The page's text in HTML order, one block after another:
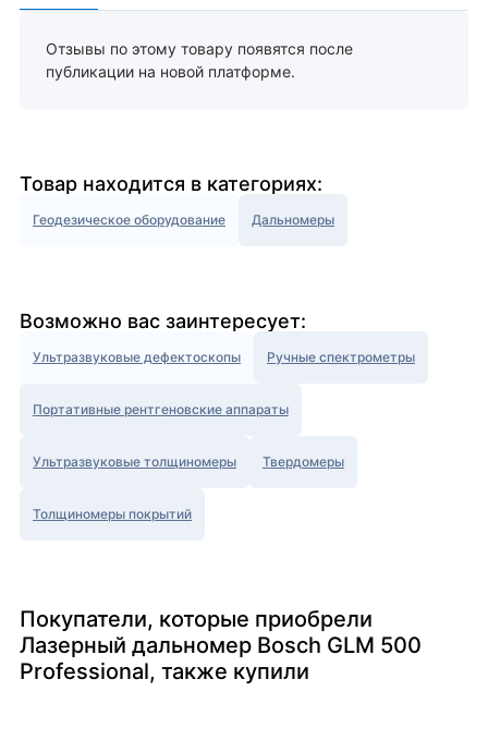
Отзывы по этому товару появятся после
публикации на новой платформе.
Товар находится в категориях:
Геодезическое оборудование Дальномеры
Возможно вас заинтересует:
Ультразвуковые дефектоскопы Ручные спектрометры
Портативные рентгеновские аппараты
Ультразвуковые толщиномеры Твердомеры
Толщиномеры покрытий
Покупатели, которые приобрели
Лазерный дальномер Bosch GLM 500
Professional, также купили